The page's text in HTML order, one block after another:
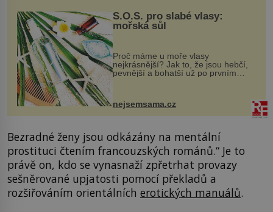
S.O.S. pro slabé vlasy:
mořská sůl
Proč máme u moře vlasy
nejkrásnější? Jak to, že jsou hebčí,
pevnější a bohatší už po prvním
vlasy. ...
nejsemsama.cz
Bezradné ženy jsou odkázány na mentální
prostituci čtením francouzských románů.“ Je to
právě on, kdo se vynasnaží zpřetrhat provazy
sešněrované upjatosti pomocí překladů a
rozšiřováním orientálních erotických manuálů.